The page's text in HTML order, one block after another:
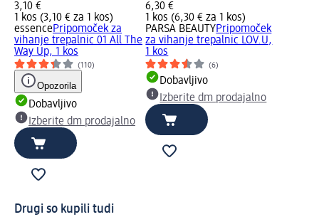
3,10 €
1 kos (3,10 € za 1 kos)
essencePripomoček za
vihanje trepalnic 01 All The
Way Up, 1 kos
(110)
Opozorila
Dobavljivo
Izberite dm prodajalno
6,30 €
1 kos (6,30 € za 1 kos)
PARSA BEAUTYPripomoček
za vihanje trepalnic LOV.U,
1 kos
(6)
Dobavljivo
Izberite dm prodajalno
Drugi so kupili tudi